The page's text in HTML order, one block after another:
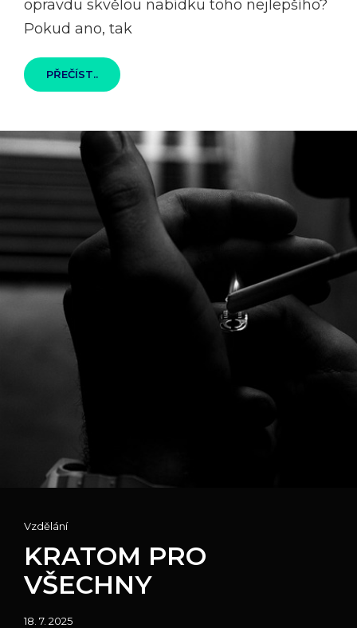
opravdu skvělou nabídku toho nejlepšího?
Pokud ano, tak
PŘEČÍST.. KVALITNÍ
NABÍDKA
Cat
Links
Vzdělání
KRATOM PRO
VŠECHNY
Posted
18. 7. 2025